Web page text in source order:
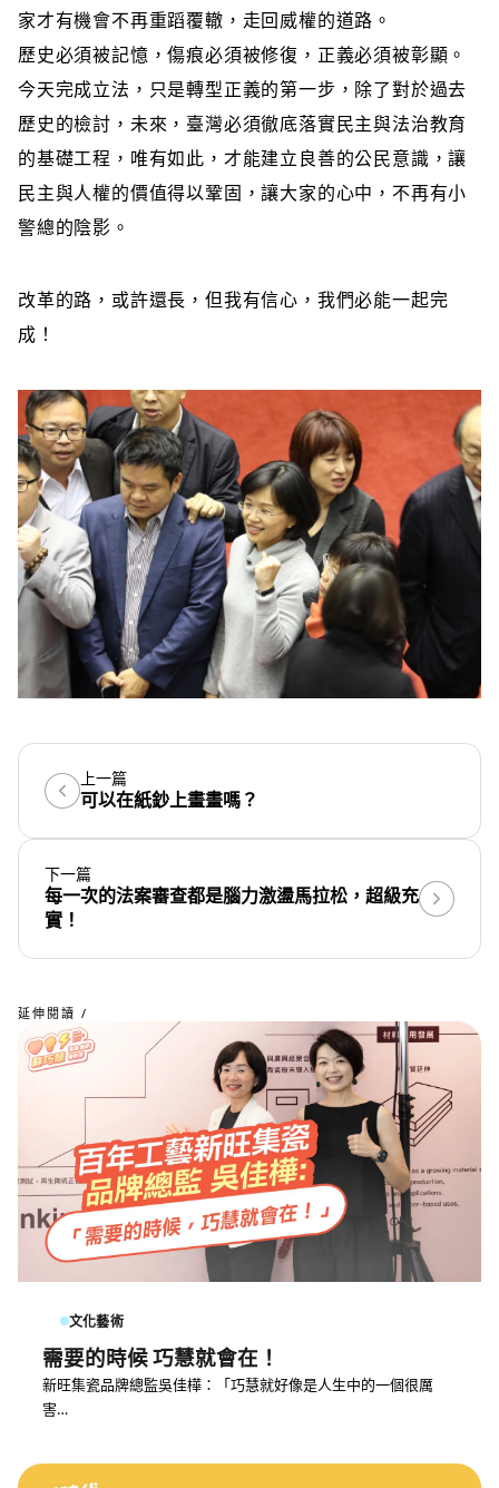
家才有機會不再重蹈覆轍，走回威權的道路。
歷史必須被記憶，傷痕必須被修復，正義必須被彰顯。
今天完成立法，只是轉型正義的第一步，除了對於過去
歷史的檢討，未來，臺灣必須徹底落實民主與法治教育
的基礎工程，唯有如此，才能建立良善的公民意識，讓
民主與人權的價值得以鞏固，讓大家的心中，不再有小
警總的陰影。
改革的路，或許還長，但我有信心，我們必能一起完
成！
上一篇
可以在紙鈔上畫畫嗎？
下一篇
每一次的法案審查都是腦力激盪馬拉松，超級充
實！
延伸閱讀 /
文化藝術
需要的時候 巧慧就會在！
新旺集瓷品牌總監吳佳樺：「巧慧就好像是人生中的一個很厲
害…